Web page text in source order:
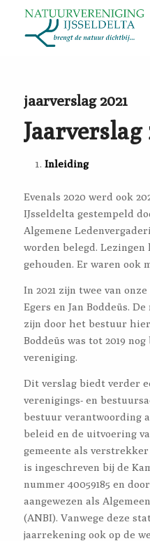
jaarverslag 2021
Jaarverslag
Inleiding
Evenals 2020 werd ook
IJsseldelta gestempeld
Algemene
worden belegd. Lezingen
gehouden. Er waren ook
In 2021 zijn twee van
Egers en Jan Boddeüs.
zijn door het bestuur
Boddeüs was tot 2019
vereniging.
Dit verslag biedt verder
verenigings- en
bestuur verantwoording
beleid en de uitvoering
gemeente als
is ingeschreven bij de
nummer 40059185 en
aangewezen als
(ANBI). Vanwege deze
jaarrekening ook op de